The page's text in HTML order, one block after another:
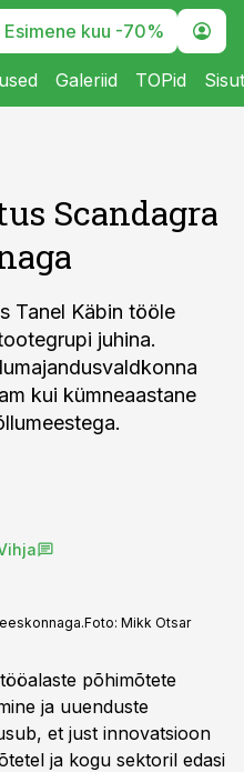
Esimene kuu -70%
Galeriid TOPid
Scandagra
Tanel Käbin tööle
juhina.
kui kümneaastane
Foto: Mikk Otsar
põhimõtete
ja uuenduste
et just innovatsioon
ja kogu sektoril edasi